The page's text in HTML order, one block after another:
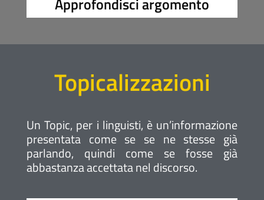
Approfondisci argomento
Topicalizzazioni
Un Topic, per i linguisti, è un’informazione
presentata come se se ne stesse già
parlando, quindi come se fosse già
abbastanza accettata nel discorso.